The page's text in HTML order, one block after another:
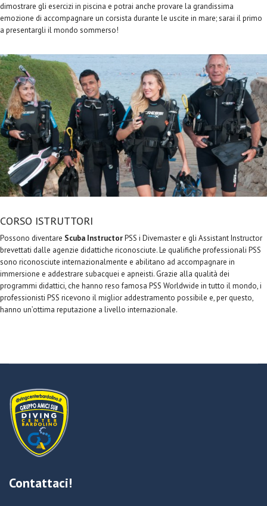
dimostrare gli esercizi in piscina e potrai anche provare la grandissima
emozione di accompagnare un corsista durante le uscite in mare; sarai il primo
a presentargli il mondo sommerso!
CORSO ISTRUTTORI
Possono diventare Scuba InstructorPSS i Divemaster e gli Assistant Instructor
brevettati dalle agenzie didattiche riconosciute. Le qualifiche professionali PSS
sono riconosciute internazionalmente e abilitano ad accompagnare in
immersione e addestrare subacquei e apneisti. Grazie alla qualità dei
programmi didattici, che hanno reso famosa PSS Worldwide in tutto il mondo, i
professionisti PSS ricevono il miglior addestramento possibile e, per questo,
hanno un’ottima reputazione a livello internazionale.
Contattaci!